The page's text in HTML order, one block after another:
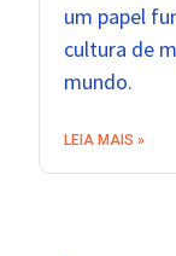
um papel
cultura de
mundo.
LEIA MAIS »